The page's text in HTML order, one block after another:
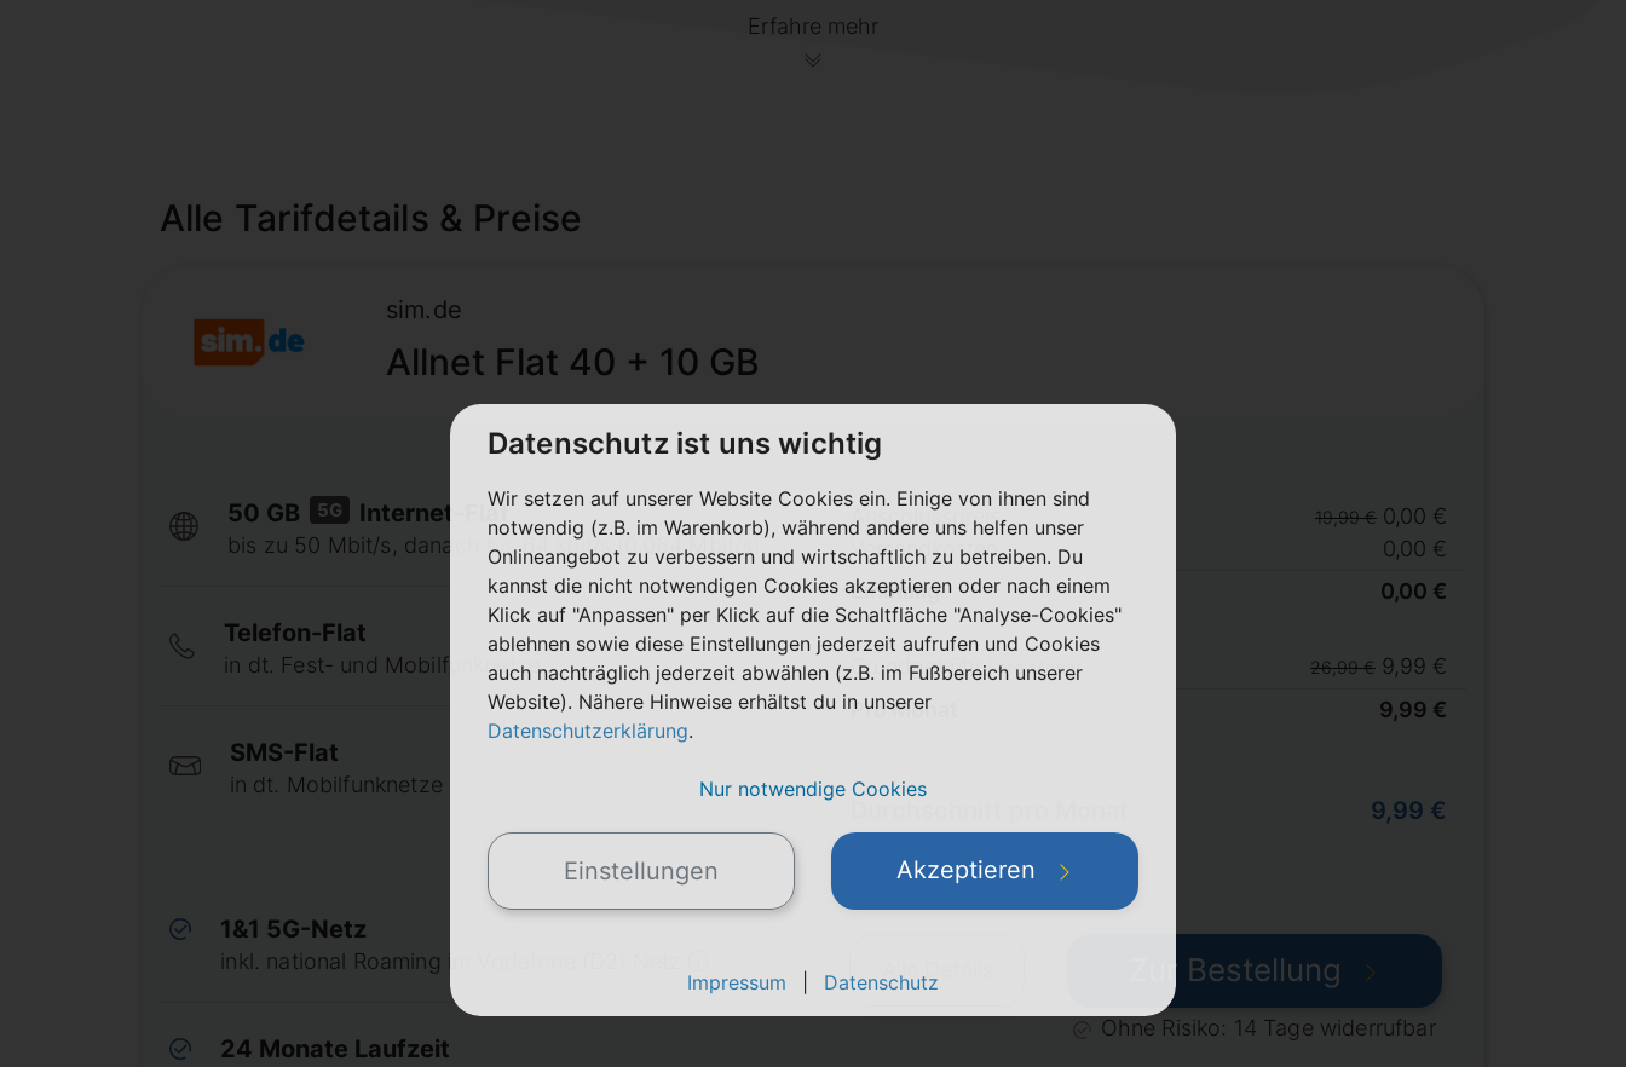
Erfahre mehr
Alle Tarifdetails & Preise
sim.de
Allnet Flat 40 + 10 GB
50 GB 5G Internet-Flat
bis zu 50 Mbit/s, danach bis 64 kbit/s (0,064 Mbit/s)
Telefon-Flat
in dt. Fest- und Mobilfunknetze
SMS-Flat
in dt. Mobilfunknetze
1&1 5G-Netz
inkl. national Roaming im Vodafone (D2) Netz ⓘ
24 Monate Laufzeit
Anschlusspreis 19,99 € 0,00 €
Versandkosten
0,00 €
Einmalig
0,00 €
Grundgebühr | pro Monat 26,99 € 9,99 €
Pro Monat
9,99 €
9,99 €
Alle Details Zur Bestellung
Ohne Risiko: 14 Tage widerrufbar
Datenschutz ist uns wichtig
Wir setzen auf unserer Website Cookies ein. Einige von ihnen sind
notwendig (z.B. im Warenkorb), während andere uns helfen unser
Onlineangebot zu verbessern und wirtschaftlich zu betreiben. Du
kannst die nicht notwendigen Cookies akzeptieren oder nach einem
Klick auf "Anpassen" per Klick auf die Schaltfläche "Analyse-Cookies"
ablehnen sowie diese Einstellungen jederzeit aufrufen und Cookies
auch nachträglich jederzeit abwählen (z.B. im Fußbereich unserer
Website). Nähere Hinweise erhältst du in unserer
Datenschutzerklärung.
Nur notwendige Cookies
Einstellungen Akzeptieren
Impressum Datenschutz